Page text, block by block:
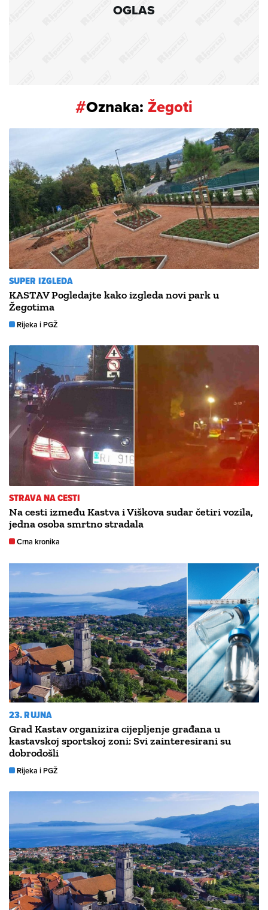
OGLAS
#Oznaka: Žegoti
SUPER IZGLEDA
KASTAV Pogledajte kako izgleda novi park u
Žegotima
Rijeka i PGŽ
STRAVA NA CESTI
Na cesti između Kastva i Viškova sudar četiri vozila,
jedna osoba smrtno stradala
Crna kronika
23. RUJNA
Grad Kastav organizira cijepljenje građana u
kastavskoj sportskoj zoni: Svi zainteresirani su
dobrodošli
Rijeka i PGŽ